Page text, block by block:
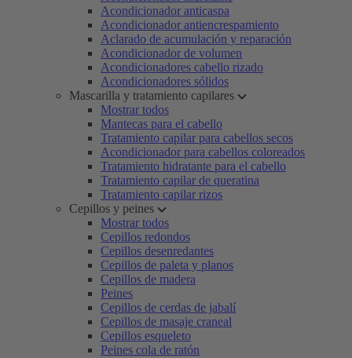
Acondicionador anticaspa
Acondicionador antiencrespamiento
Aclarado de acumulación y reparación
Acondicionador de volumen
Acondicionadores cabello rizado
Acondicionadores sólidos
Mascarilla y tratamiento capilares
Mostrar todos
Mantecas para el cabello
Tratamiento capilar para cabellos secos
Acondicionador para cabellos coloreados
Tratamiento hidratante para el cabello
Tratamiento capilar de queratina
Tratamiento capilar rizos
Cepillos y peines
Mostrar todos
Cepillos redondos
Cepillos desenredantes
Cepillos de paleta y planos
Cepillos de madera
Peines
Cepillos de cerdas de jabalí
Cepillos de masaje craneal
Cepillos esqueleto
Peines cola de ratón